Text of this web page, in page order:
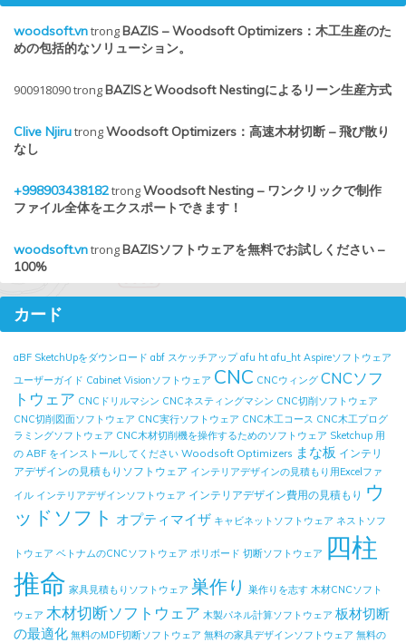
woodsoft.vntrongBAZIS – Woodsoft Optimizers：木工生産のた
めの包括的なソリューション。
900918090trongBAZISとWoodsoft Nestingによるリーン生産方式
Clive NjirutrongWoodsoft Optimizers：高速木材切断 – 飛び散り
なし
+998903438182trongWoodsoft Nesting – ワンクリックで制作
ファイル全体をエクスポートできます！
woodsoft.vntrongBAZISソフトウェアを無料でお試しください –
100%
カード
aBF SketchUpをダウンロード abf スケッチアップ afu ht afu_ht Aspireソフトウェア
ユーザーガイド Cabinet Visionソフトウェア CNC CNCウィング CNCソフ
トウェア CNCドリルマシン CNCネスティングマシン CNC切削ソフトウェア
CNC切削図面ソフトウェア CNC実行ソフトウェア CNC木工コース CNC木工プログ
ラミングソフトウェア CNC木材切削機を操作するためのソフトウェア Sketchup 用
の ABF をインストールしてください Woodsoft Optimizers まな板 インテリ
アデザインの見積もりソフトウェア インテリアデザインの見積もり用Excelファ
イル インテリアデザインソフトウェア インテリアデザイン費用の見積もり ウ
ッドソフト オプティマイザ キャビネットソフトウェア ネストソフ
トウェア ベトナムのCNCソフトウェア ポリボード 切断ソフトウェア 四柱
推命 家具見積もりソフトウェア 巣作り 巣作りを志す 木材CNCソフト
ウェア 木材切断ソフトウェア 木製パネル計算ソフトウェア 板材切断
の最適化 無料のMDF切断ソフトウェア 無料の家具デザインソフトウェア 無料の